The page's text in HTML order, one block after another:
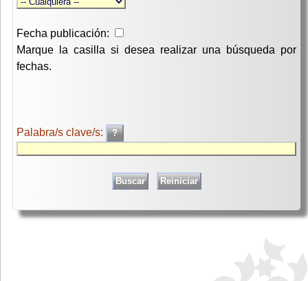
Fecha publicación:
Marque la casilla si desea realizar una búsqueda por
fechas.
Palabra/s clave/s: